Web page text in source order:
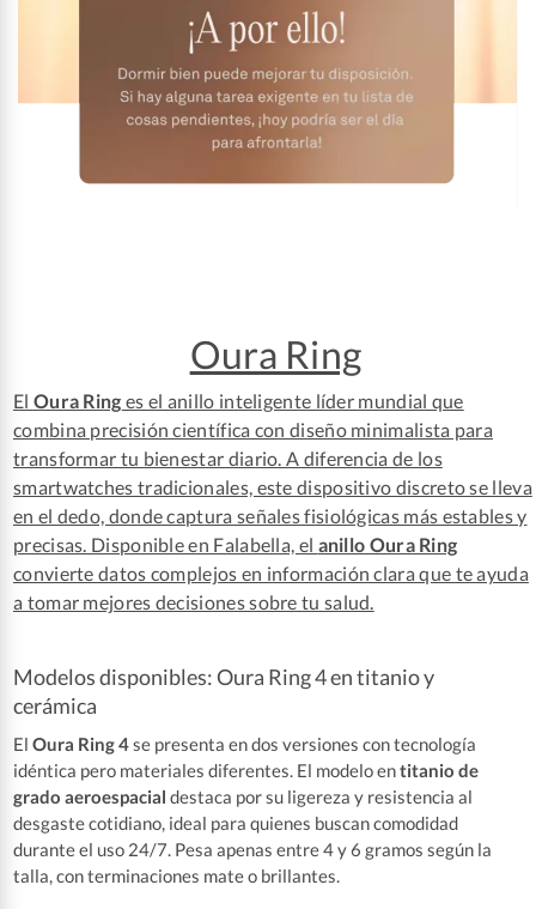
Oura Ring
El Oura Ring es el anillo inteligente líder mundial que
combina precisión científica con diseño minimalista para
transformar tu bienestar diario. A diferencia de los
smartwatches tradicionales, este dispositivo discreto se lleva
en el dedo, donde captura señales fisiológicas más estables y
precisas. Disponible en Falabella, el anillo Oura Ring
convierte datos complejos en información clara que te ayuda
a tomar mejores decisiones sobre tu salud.
Modelos disponibles: Oura Ring 4 en titanio y
cerámica
El Oura Ring 4se presenta en dos versiones con tecnología
idéntica pero materiales diferentes. El modelo entitanio de
grado aeroespacial destaca por su ligereza y resistencia al
desgaste cotidiano, ideal para quienes buscan comodidad
durante el uso 24/7. Pesa apenas entre 4 y 6 gramos según la
talla, con terminaciones mate o brillantes.